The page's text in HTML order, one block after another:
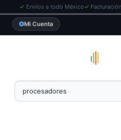
✓ Envíos a todo México✓
Mi Cuenta